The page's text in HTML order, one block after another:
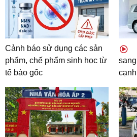
Cảnh báo sử dụng các sản
phẩm, chế phẩm sinh học từ
tế bào gốc